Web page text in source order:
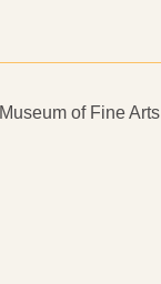
Museum of Fine Arts